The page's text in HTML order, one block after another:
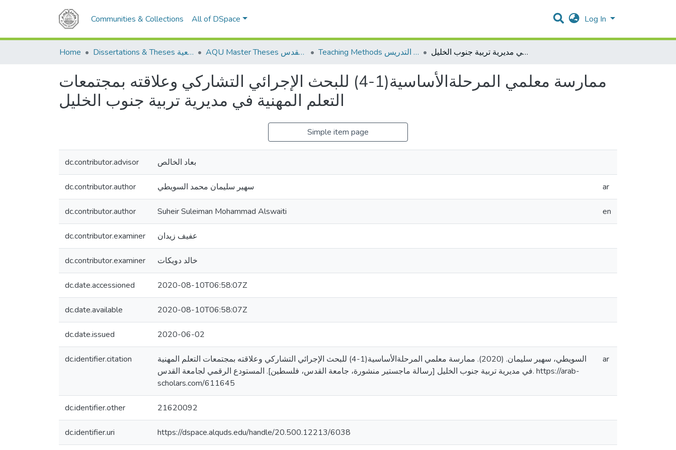
Communities & Collections All of DSpace Log In
Home Dissertations & Theses الرسائل الجامعية AQU Master Theses الرسائل الجامعية الخاصة بجامعة القدس Teaching Methods أساليب التدريس ممارسة معلمي المرحلةالأساسية(1-4) للبحث الإجرائي التشاركي وعلاقته بمجتمعات التعلم المهنية في مديرية تربية جنوب الخليل
ممارسة معلمي المرحلةالأساسية(1-4) للبحث الإجرائي التشاركي وعلاقته بمجتمعات
التعلم المهنية في مديرية تربية جنوب الخليل
Simple item page
dc.contributor.advisor بعاد الخالص
dc.contributor.author سهير سليمان محمد السويطي ar
dc.contributor.author Suheir Suleiman Mohammad Alswaiti en
dc.contributor.examiner عفيف زيدان
dc.contributor.examiner خالد دويكات
dc.date.accessioned 2020-08-10T06:58:07Z
dc.date.available 2020-08-10T06:58:07Z
dc.date.issued 2020-06-02
dc.identifier.citation
السويطي، سهير سليمان. (2020). ممارسة معلمي المرحلةالأساسية(1-4) للبحث الإجرائي التشاركي وعلاقته بمجتمعات التعلم المهنية
في مديرية تربية جنوب الخليل [رسالة ماجستير منشورة، جامعة القدس، فلسطين]. المستودع الرقمي لجامعة القدس. https://arab-
scholars.com/611645
ar
dc.identifier.other 21620092
dc.identifier.uri https://dspace.alquds.edu/handle/20.500.12213/6038